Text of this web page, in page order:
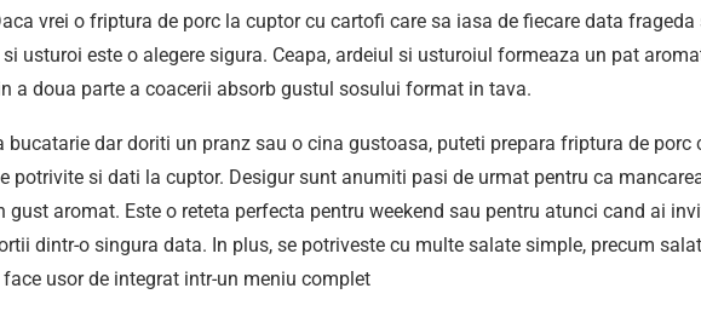
vrei o friptura de porc la cuptor cu cartofi care sa iasa de fiecare data frageda
usturoi este o alegere sigura. Ceapa, ardeiul si usturoiul formeaza un pat
a doua parte a coacerii absorb gustul sosului format in tava.
dar doriti un pranz sau o cina gustoasa, puteti prepara friptura de porc
potrivite si dati la cuptor. Desigur sunt anumiti pasi de urmat pentru ca
aromat. Este o reteta perfecta pentru weekend sau pentru atunci cand ai
dintr-o singura data. In plus, se potriveste cu multe salate simple, precum
usor de integrat intr-un meniu complet